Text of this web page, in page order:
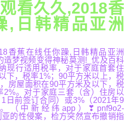
看久久,2018香
,日韩精品亚洲
香蕉在线任你躁,日韩精品亚洲
造梦视频变得神秘莫测!_优及百科
行适用税率，对于家庭首套住
下，税率1%；90平方米以上，税
房屋面积在90平方米及以下，税
。对于家庭三套（含）住房以
日前签订合同）或3%（2021年9
（中新经纬app）❣pnf9o2-
的性侵案，检方突然宣布撤销指